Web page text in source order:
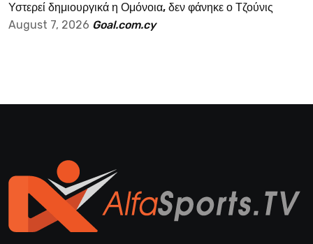
Υστερεί δημιουργικά η Ομόνοια, δεν φάνηκε ο Τζούνις
August 7, 2026 Goal.com.cy